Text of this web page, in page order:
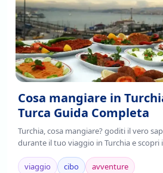
Cosa mangiare in
Turca Guida Completa
Turchia, cosa mangiare? goditi il vero
durante il tuo viaggio in Turchia e
è il frutto della fusione di tradizioni
mediterranee e asiatiche.
viaggio cibo avventure